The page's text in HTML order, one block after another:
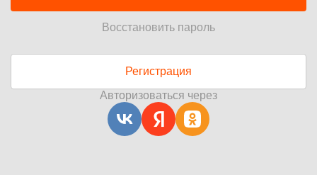
Восстановить пароль
Регистрация
Авторизоваться через